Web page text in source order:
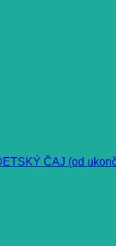
ČAJ (od